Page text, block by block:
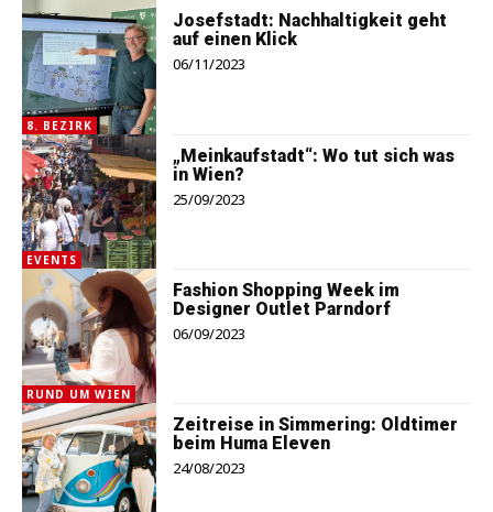
8. BEZIRK
Josefstadt: Nachhaltigkeit geht
auf einen Klick
06/11/2023
EVENTS
„Meinkaufstadt“: Wo tut sich was
in Wien?
25/09/2023
RUND UM WIEN
Fashion Shopping Week im
Designer Outlet Parndorf
06/09/2023
Zeitreise in Simmering: Oldtimer
beim Huma Eleven
24/08/2023